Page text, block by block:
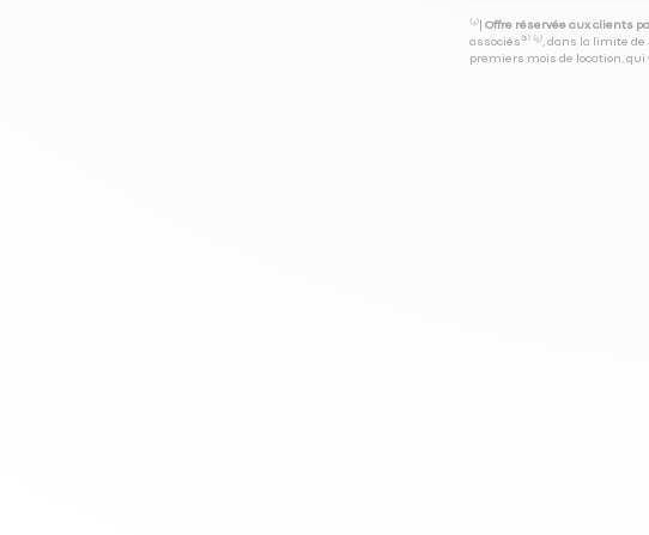
⁽⁴⁾| Offre réservée aux clients
associés⁽³⁾ ⁽⁵⁾, dans la limite de
premiers mois de location, qui